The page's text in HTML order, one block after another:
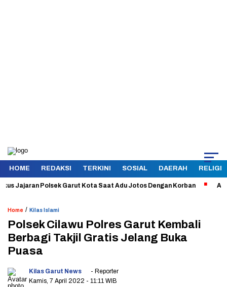
HOME REDAKSI TERKINI SOSIAL DAERAH RELIGI
Polsek Garut Kota Saat Adu Jotos Dengan Korban Aman
Home / Kilas Islami
Polsek Cilawu Polres Garut Kembali
Berbagi Takjil Gratis Jelang Buka
Puasa
Kilas Garut News
- Reporter
Kamis, 7 April 2022 - 11:11 WIB